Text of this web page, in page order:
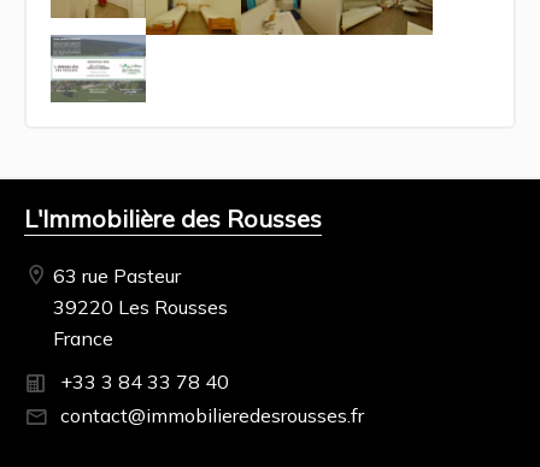
L'Immobilière des Rousses
63 rue Pasteur
39220 Les Rousses
France
+33 3 84 33 78 40
contact@immobilieredesrousses.fr